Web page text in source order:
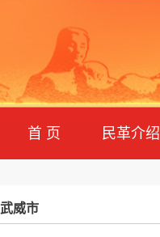
首 页 民革介绍
武威市